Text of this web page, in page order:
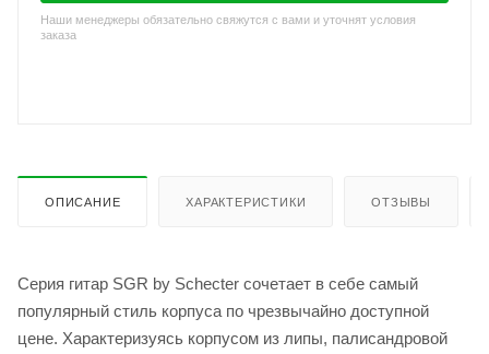
Наши менеджеры обязательно свяжутся с вами и уточнят условия
заказа
ОПИСАНИЕ ХАРАКТЕРИСТИКИ ОТЗЫВЫ
Серия гитар SGR by Schecter сочетает в себе самый
популярный стиль корпуса по чрезвычайно доступной
цене. Характеризуясь корпусом из липы, палисандровой